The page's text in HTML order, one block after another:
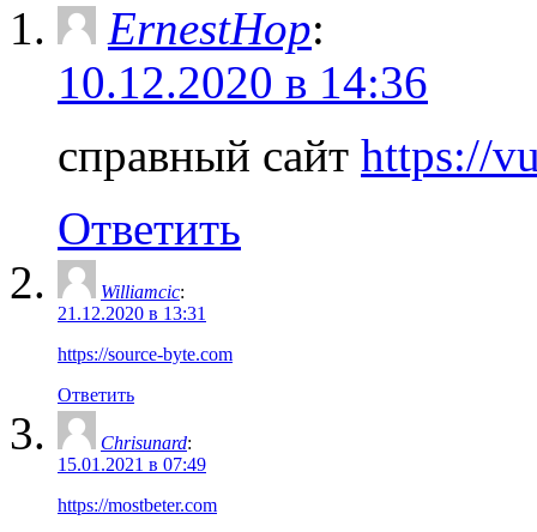
ErnestHop:
10.12.2020 в 14:36
справный сайт https://
Ответить
Williamcic:
21.12.2020 в 13:31
https://source-byte.com
Ответить
Chrisunard:
15.01.2021 в 07:49
https://mostbeter.com